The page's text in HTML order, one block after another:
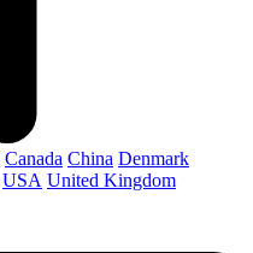
Canada China Denmark
USA United Kingdom